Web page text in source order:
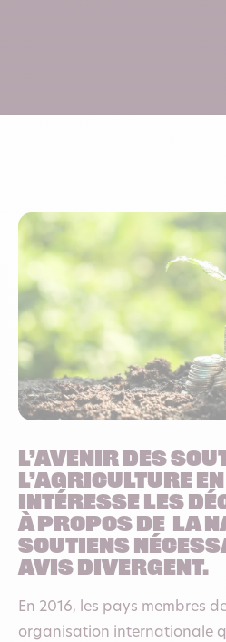
L’avenir des
l’agriculture
intéresse les
à propos de la
soutiens
avis divergent.
En 2016, les pays membres
organisation internationale